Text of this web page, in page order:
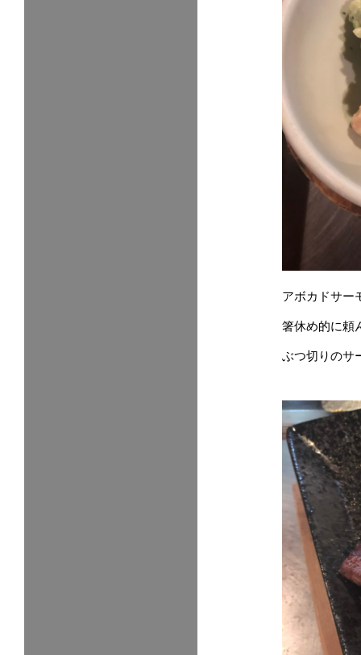
アボカドサー
箸休め的に頼
ぶつ切りのサ